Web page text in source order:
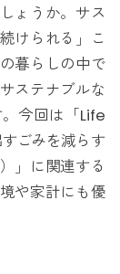
ょうか。サス
けられる」こ
暮らしの中で
ステナブルな
今回は「Life
ごみを減らす
」に関連する
や家計にも優